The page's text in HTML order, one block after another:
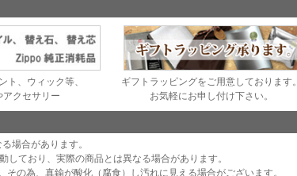
ト、ウィック等、
アクセサリー
ギフトラッピングをご用意しております。
お気軽にお申し付け下さい。
場合があります。
ており、実際の商品とは異なる場合があります。
の為、真鍮が酸化（腐食）し汚れに見える場合がございます。